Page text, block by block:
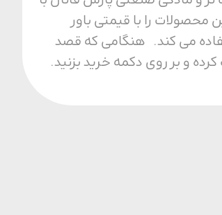
تا بهترین محصولات را با قیمتی باور
می کند. هنگامی که قصد
و بر روی دکمه خرید بزنید.